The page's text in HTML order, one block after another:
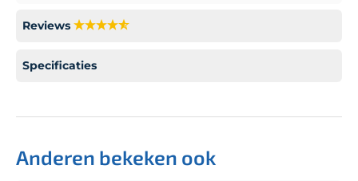
Reviews
Specificaties
Anderen bekeken ook